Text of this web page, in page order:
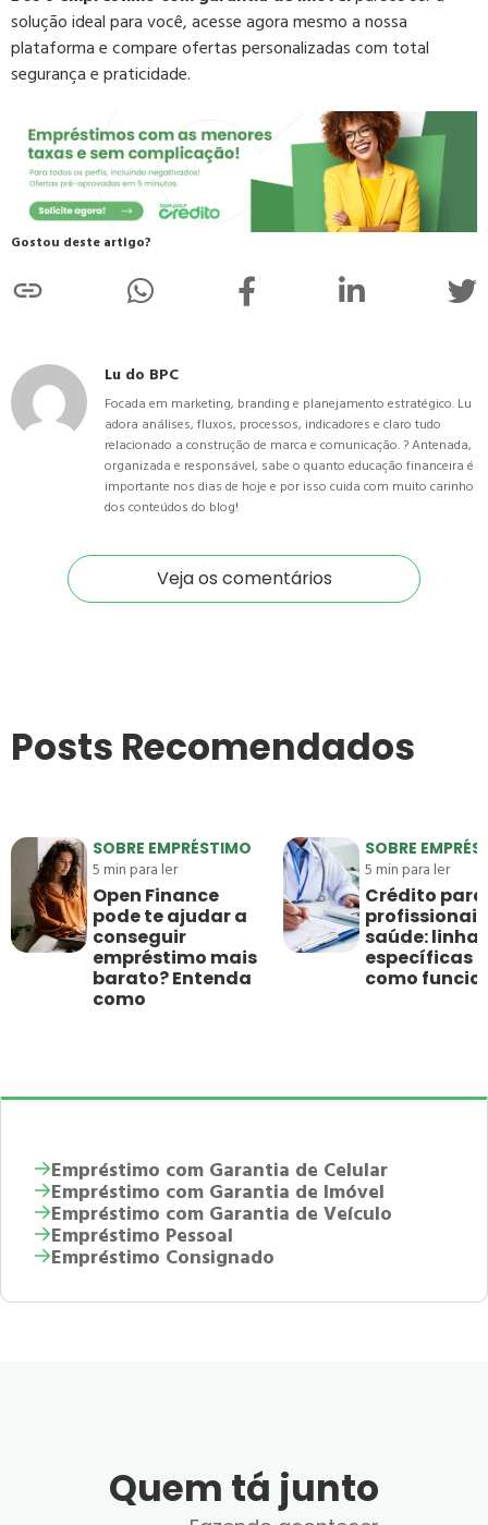
solução ideal para você, acesse agora mesmo a nossa
plataforma e compare ofertas personalizadas com total
segurança e praticidade.
Gostou deste artigo?
Lu do BPC
Focada em marketing, branding e planejamento estratégico. Lu
adora análises, fluxos, processos, indicadores e claro tudo
relacionado a construção de marca e comunicação. ? Antenada,
organizada e responsável, sabe o quanto educação financeira é
importante nos dias de hoje e por isso cuida com muito carinho
dos conteúdos do blog!
Veja os comentários
Posts Recomendados
SOBRE EMPRÉSTIMO
5min para ler
Open Finance
pode te ajudar a
conseguir
empréstimo mais
barato? Entenda
como
SOBRE
5min para ler
Crédito para
saúde: linhas
específicas e
como
Empréstimo com Garantia de Celular
Empréstimo com Garantia de Imóvel
Empréstimo com Garantia de Veículo
Empréstimo Pessoal
Empréstimo Consignado
Quem tá junto